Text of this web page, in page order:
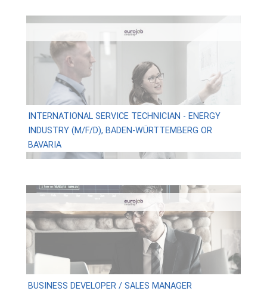
INTERNATIONAL SERVICE TECHNICIAN - ENERGY
INDUSTRY (M/F/D), BADEN-WÜRTTEMBERG OR
BAVARIA
BUSINESS DEVELOPER / SALES MANAGER